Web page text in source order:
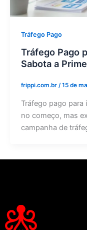
Tráfego Pago
Tráfego Pago
Sabota a
frippi.com.br /15 de
Tráfego pago para
no começo, mas
campanha de